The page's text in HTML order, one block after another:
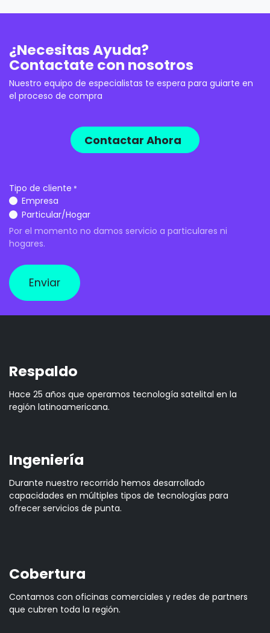
¿Necesitas Ayuda?
Contactate con nosotros
Nuestro equipo de especialistas te espera para guiarte en
el proceso de compra
Contactar Ahora
Tipo de cliente *
Empresa
Particular/Hogar
Por el momento no damos servicio a particulares ni
hogares.
Enviar
Respaldo
Hace 25 años que operamos tecnología satelital en la
región latinoamericana.
Ingeniería
Durante nuestro recorrido hemos desarrollado
capacidades en múltiples tipos de tecnologías para
ofrecer servicios de punta.
Cobertura
Contamos con oficinas comerciales y redes de partners
que cubren toda la región.